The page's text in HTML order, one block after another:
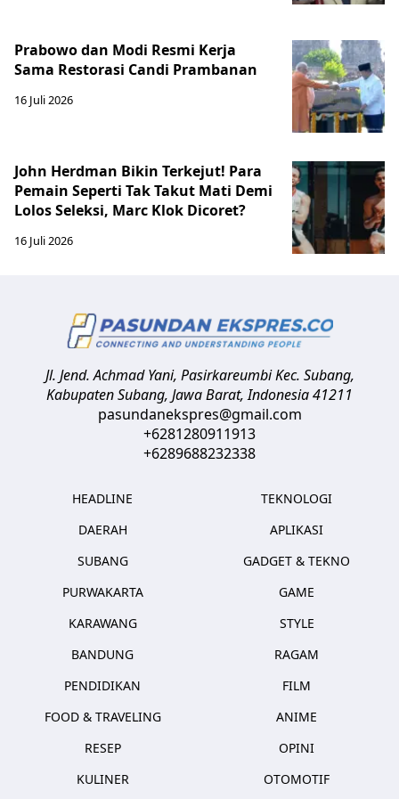
Prabowo dan Modi Resmi Kerja
Sama Restorasi Candi Prambanan
16 Juli 2026
John Herdman Bikin Terkejut! Para
Pemain Seperti Tak Takut Mati Demi
Lolos Seleksi, Marc Klok Dicoret?
16 Juli 2026
Jl. Jend. Achmad Yani, Pasirkareumbi Kec. Subang,
Kabupaten Subang, Jawa Barat,Indonesia41211
pasundanekspres@gmail.com
+6281280911913
+6289688232338
HEADLINE
DAERAH
SUBANG
PURWAKARTA
KARAWANG
BANDUNG
PENDIDIKAN
FOOD & TRAVELING
RESEP
KULINER
TEKNOLOGI
APLIKASI
GADGET & TEKNO
GAME
STYLE
RAGAM
FILM
ANIME
OPINI
OTOMOTIF